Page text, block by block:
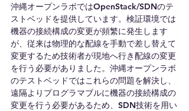
沖縄オープンラボではOpenStack/SDNのテ
ストベッドを提供しています。検証環境では
機器の接続構成の変更が頻繁に発生します
が、従来は物理的な配線を手動で差し替えて
変更するため技術者が現地へ行き配線の変更
を行う必要がありました。沖縄オープンラボ
のテストベッドではこれらの問題を解決し、
遠隔よりプログラマブルに機器の接続構成の
変更を行う必要があるため、SDN技術を用い